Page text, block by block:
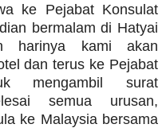
ke Pejabat Konsulat
bermalam di Hatyai
harinya kami akan
dan terus ke Pejabat
mengambil surat
semua urusan,
ke Malaysia bersama